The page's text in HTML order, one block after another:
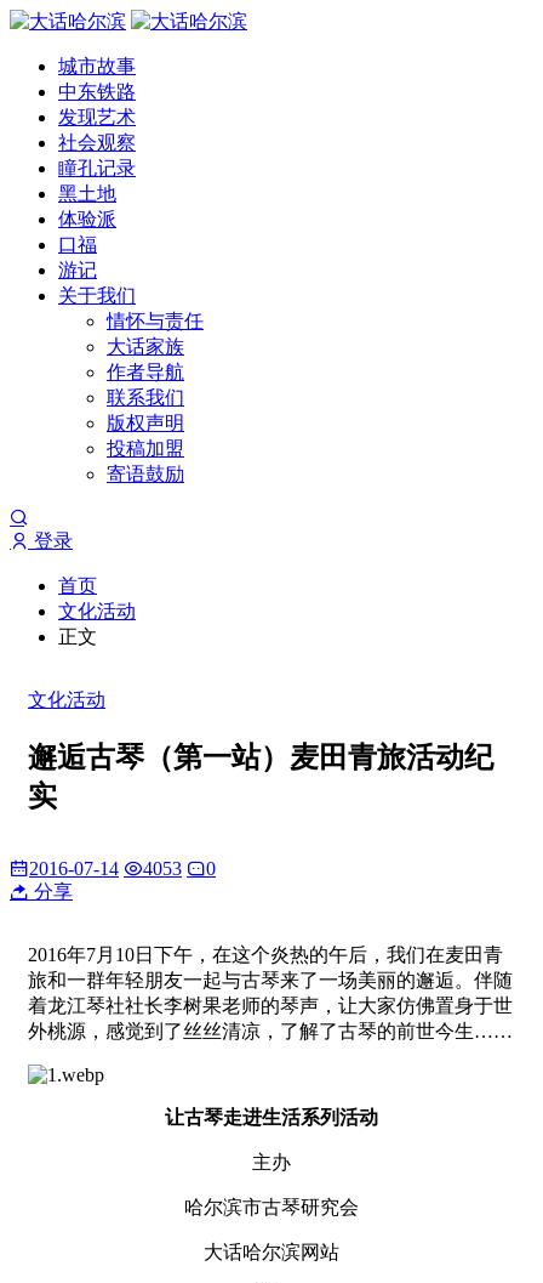
城市故事
中东铁路
发现艺术
社会观察
瞳孔记录
黑土地
体验派
口福
游记
关于我们
情怀与责任
大话家族
作者导航
联系我们
版权声明
投稿加盟
寄语鼓励
登录
首页
文化活动
正文
文化活动
邂逅古琴（第一站）麦田青旅​活动纪
实
2016-07-14 4053
0
分享
2016年7月10日下午，在这个炎热的午后，我们在麦田青
旅和一群年轻朋友一起与古琴来了一场美丽的邂逅。伴随
着龙江琴社社长李树果老师的琴声，让大家仿佛置身于世
外桃源，感觉到了丝丝清凉，了解了古琴的前世今生……
让古琴走进生活系列活动
主办
哈尔滨市古琴研究会
大话哈尔滨网站